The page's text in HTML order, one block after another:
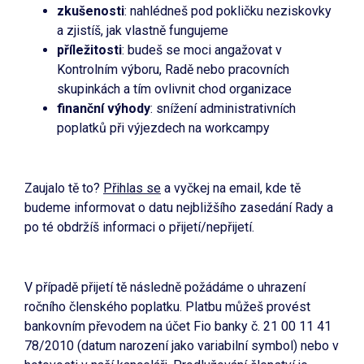
zkušenosti: nahlédneš pod pokličku neziskovky
a zjistíš, jak vlastně fungujeme
příležitosti: budeš se moci angažovat v
Kontrolním výboru, Radě nebo pracovních
skupinkách a tím ovlivnit chod organizace
finanční výhody: snížení administrativních
poplatků při výjezdech na workcampy
Zaujalo tě to? Přihlas se a vyčkej na email, kde tě
budeme informovat o datu nejbližšího zasedání Rady a
po té obdržíš informaci o přijetí/nepřijetí.
V případě přijetí tě následně požádáme o uhrazení
ročního členského poplatku. Platbu můžeš provést
bankovním převodem na účet Fio banky č. 21 00 11 41
78/2010 (datum narození jako variabilní symbol) nebo v